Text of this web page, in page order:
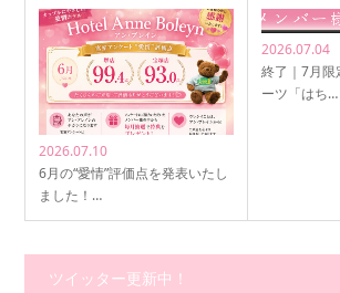
2026.07.10
6月の“愛情”評価点を発表いたし
ました！…
2026.07.04
終了｜7月限
ーツ「はち…
ツイッター更新中！